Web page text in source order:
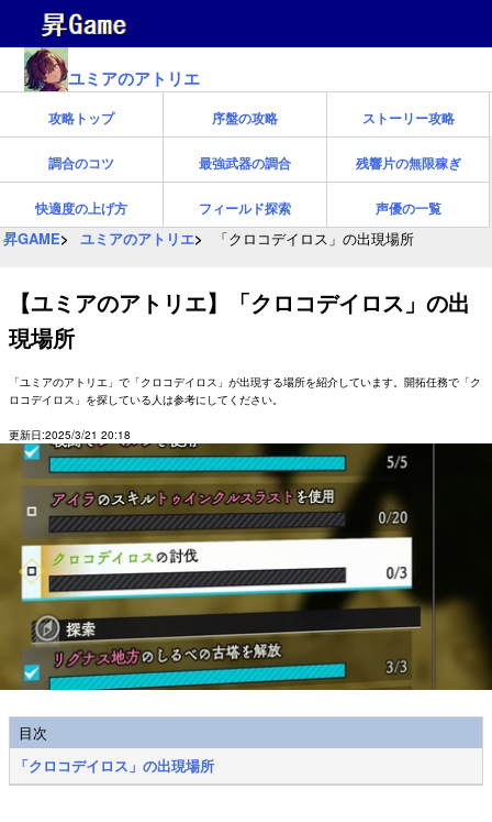
ユミアのアトリエ
攻略トップ 序盤の攻略 ストーリー攻略
調合のコツ 最強武器の調合 残響片の無限稼ぎ
快適度の上げ方 フィールド探索 声優の一覧
昇GAME ユミアのアトリエ 「クロコデイロス」の出現場所
【ユミアのアトリエ】「クロコデイロス」の出
現場所
「ユミアのアトリエ」で「クロコデイロス」が出現する場所を紹介しています。開拓任務で「ク
ロコデイロス」を探している人は参考にしてください。
更新日:2025/3/21 20:18
目次
「クロコデイロス」の出現場所